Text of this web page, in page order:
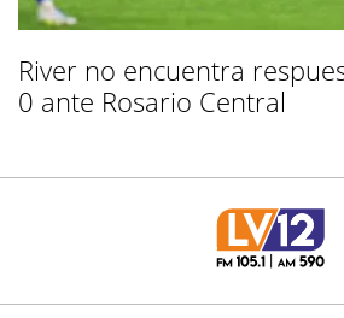
River no encuentra
0 ante Rosario Central